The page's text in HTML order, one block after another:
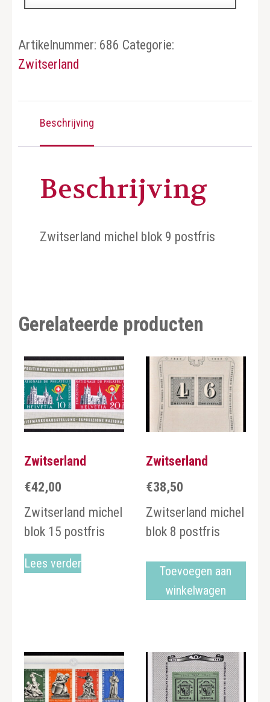
Artikelnummer: 686 Categorie:
Zwitserland
Beschrijving
Beschrijving
Zwitserland michel blok 9 postfris
Gerelateerde producten
Zwitserland
€42,00
Zwitserland michel
blok 15 postfris
Lees verder
Zwitserland
€38,50
Zwitserland michel
blok 8 postfris
Toevoegen aan
winkelwagen